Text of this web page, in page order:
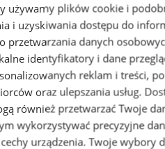
TVS walczą z
darowizna dla
używamy plików cookie i
i uzyskiwania dostępu do
przetwarzania danych
identyfikatory i dane
reklam i treści,
oraz ulepszania usług.
również przetwarzać Twoje
wykorzystywać precyzyjne
urządzenia. Twoje wybory